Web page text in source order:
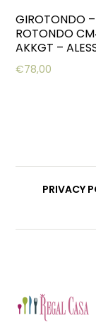
GIROTONDO
ROTONDO
AKKGT –
€78,00
PRIVACY